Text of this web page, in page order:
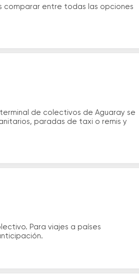
comparar entre todas las opciones
terminal de colectivos de Aguaray se
paradas de taxi o remis y
Para viajes a países